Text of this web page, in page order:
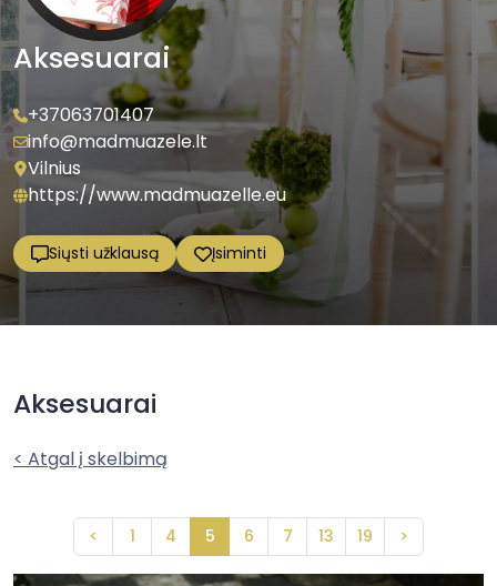
Aksesuarai
+37063701407
info@madmuazele.lt
Vilnius
https://www.madmuazelle.eu
Siųsti užklausą Įsiminti
Aksesuarai
< Atgal į skelbimą
< 1 4 5 6 7 13 19 >